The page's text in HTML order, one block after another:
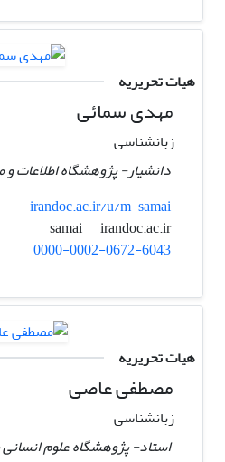
هیات تحریریه
مهدی سمائی
زبانشناسی
دانشیار- پژوهشگاه اطلاعات
irandoc.ac.ir/u/m-samai
samai
irandoc.ac.ir
0000-0002-0672-6043
هیات تحریریه
مصطفی عاصی
زبانشناسی
استاد- پژوهشگاه علوم